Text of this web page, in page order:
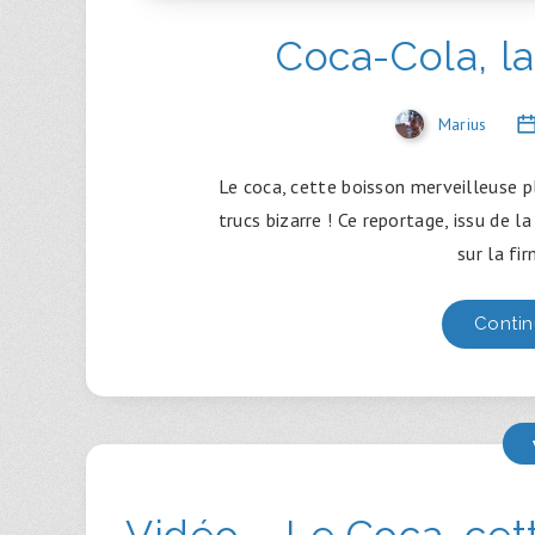
Coca-Cola,
Marius
Le coca, cette boisson merveilleuse
trucs bizarre ! Ce reportage, issu de
sur la